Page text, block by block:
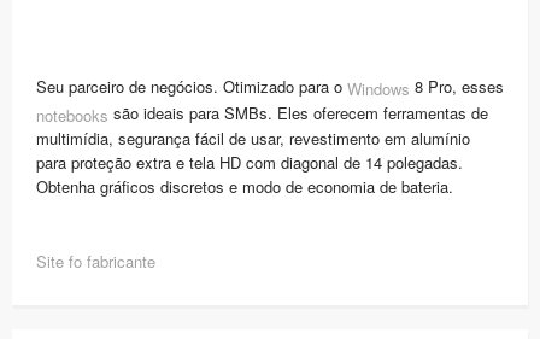
Seu parceiro de negócios. Otimizado para o Windows 8 Pro, esses
notebooks são ideais para SMBs. Eles oferecem ferramentas de
multimídia, segurança fácil de usar, revestimento em alumínio
para proteção extra e tela HD com diagonal de 14 polegadas.
Obtenha gráficos discretos e modo de economia de bateria.
Site fo fabricante